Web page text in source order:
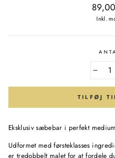
Normal
pris
Inkl.
TILFØJ
Eksklusiv sæbebar i perfekt
Udformet med førsteklasses
er tredobbelt malet for at fordele